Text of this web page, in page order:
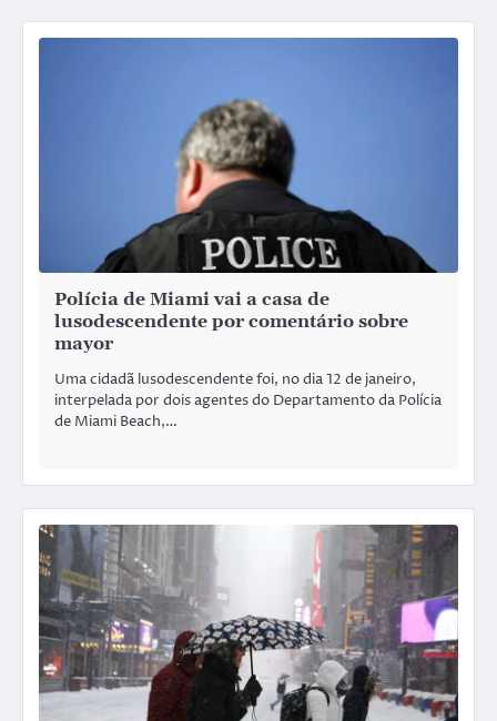
Polícia de Miami vai a casa de
lusodescendente por comentário sobre
mayor
Uma cidadã lusodescendente foi, no dia 12 de janeiro,
interpelada por dois agentes do Departamento da Polícia
de Miami Beach,…